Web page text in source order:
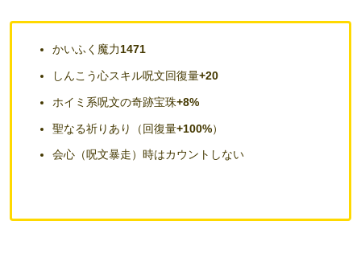
かいふく魔力1471
しんこう心スキル呪文回復量+20
ホイミ系呪文の奇跡宝珠+8%
聖なる祈りあり（回復量+100%）
会心（呪文暴走）時はカウントしない